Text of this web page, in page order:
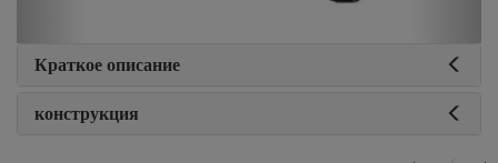
Краткое описание
конструкция